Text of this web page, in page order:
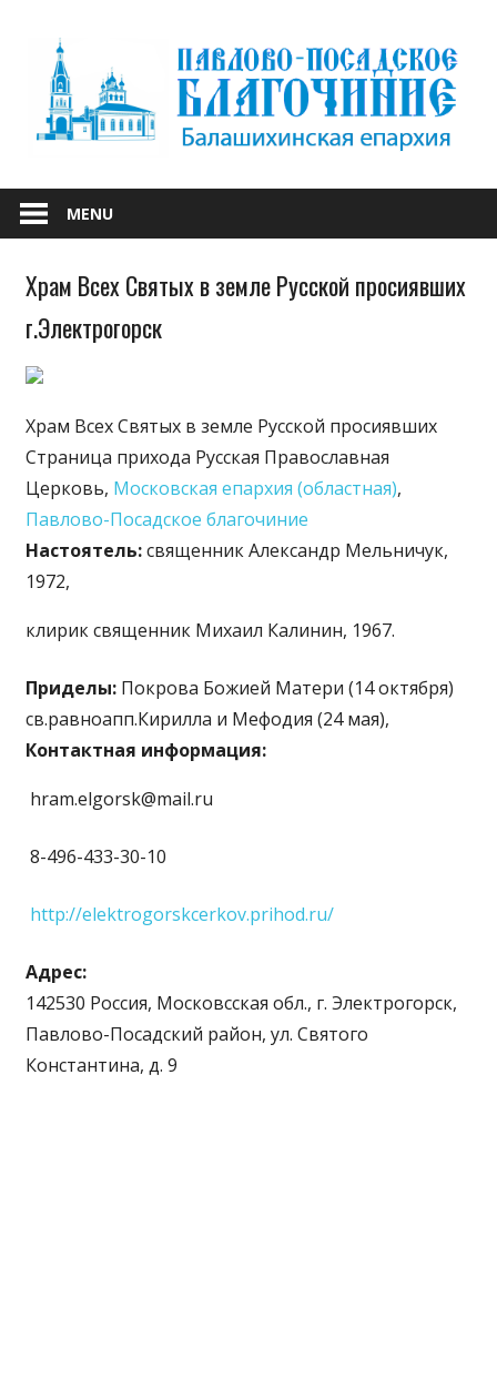
content
ПАВЛОВО-
ПОСАДСКОЕ
БЛАГОЧИНИЕ
MENU
Храм Всех Святых в земле Русской просиявших
г.Электрогорск
Храм Всех Святых в земле Русской просиявших
Страница прихода Русская Православная
Церковь, Московская епархия (областная),
Павлово-Посадское благочиние
Настоятель:священник Александр Мельничук,
1972,
клирик священник Михаил Калинин, 1967.
Приделы: Покрова Божией Матери (14 октября)
св.равноапп.Кирилла и Мефодия (24 мая),
Контактная информация:
hram.elgorsk@mail.ru
8-496-433-30-10
http://elektrogorskcerkov.prihod.ru/
Адрес:
142530 Россия, Московсская обл., г. Электрогорск,
Павлово-Посадский район, ул. Святого
Константина, д. 9